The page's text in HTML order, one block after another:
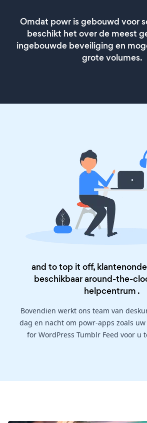
Omdat powr is gebouwd voor
beschikt het over de meest
ingebouwde beveiliging en
grote volumes.
and to top it off,
beschikbaar around-the-
helpcentrum .
Bovendien werkt ons team van
dag en nacht om powr-apps zoals
for WordPress Tumblr Feed voor u